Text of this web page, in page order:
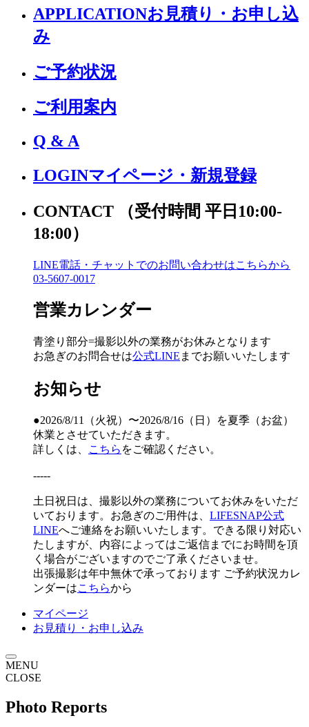
APPLICATIONお見積り・お申し込
み
ご予約状況
ご利用案内
Q & A
LOGINマイページ・新規登録
CONTACT
（受付時間 平日10:00-
18:00）
LINE電話・チャットでのお問い合わせはこちらから
03-5607-0017
営業カレンダー
青塗り 部分=撮影以外の業務がお休みとなります
お急ぎのお問合せは公式LINE までお願いいたします
お知らせ
●2026/8/11（火祝）〜2026/8/16（日）を夏季（お盆）
休業とさせていただきます。
詳しくは、
こちら をご確認ください。
-----
土日祝日は、撮影以外の業務についてお休みをいただ
いております。お急ぎのご用件は、 LIFESNAP公式
LINEへご連絡をお願いいたします。できる限り対応い
たしますが、内容によってはご返信までにお時間を頂
く場合がございますのでご了承くださいませ。
出張撮影は年中無休で承っております ご予約状況カレ
ンダーはこちらから
マイページ
お見積り・お申し込み
MENU
CLOSE
Photo Reports